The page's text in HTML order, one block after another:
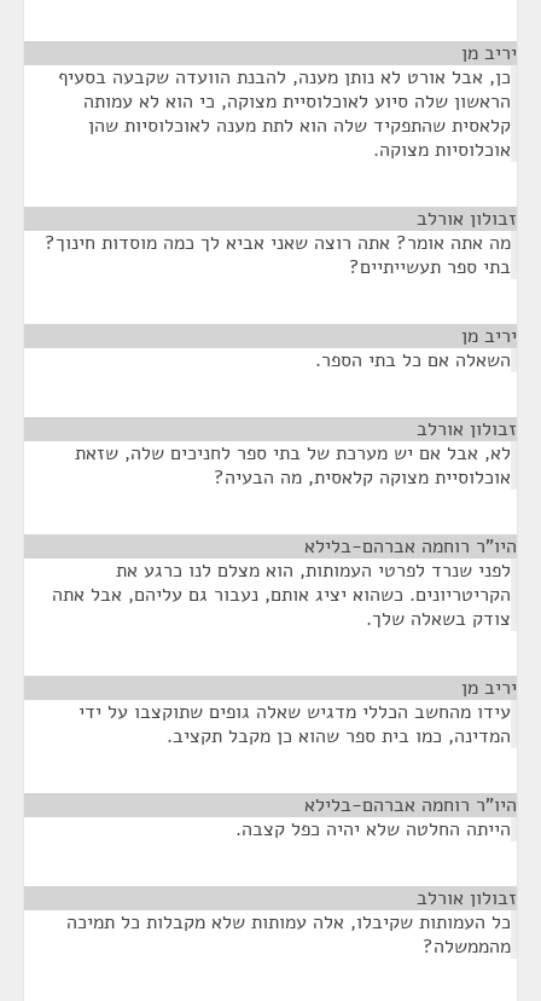
יריב מן
כן, אבל אורט לא נותן מענה, להבנת הוועדה שקבעה בסעיף
הראשון שלה סיוע לאוכלוסיית מצוקה, כי הוא לא עמותה
קלאסית שהתפקיד שלה הוא לתת מענה לאוכלוסיות שהן
אוכלוסיות מצוקה.
זבולון אורלב
מה אתה אומר? אתה רוצה שאני אביא לך כמה מוסדות חינוך?
בתי ספר תעשייתיים?
יריב מן
השאלה אם כל בתי הספר.
זבולון אורלב
לא, אבל אם יש מערכת של בתי ספר לחניכים שלה, שזאת
אוכלוסיית מצוקה קלאסית, מה הבעיה?
היו"ר רוחמה אברהם-בלילא
לפני שנרד לפרטי העמותות, הוא מצלם לנו כרגע את
הקריטריונים. כשהוא יציג אותם, נעבור גם עליהם, אבל אתה
צודק בשאלה שלך.
יריב מן
עידו מהחשב הכללי מדגיש שאלה גופים שתוקצבו על ידי
המדינה, כמו בית ספר שהוא כן מקבל תקציב.
היו"ר רוחמה אברהם-בלילא
הייתה החלטה שלא יהיה כפל קצבה.
זבולון אורלב
כל העמותות שקיבלו, אלה עמותות שלא מקבלות כל תמיכה
מהממשלה?